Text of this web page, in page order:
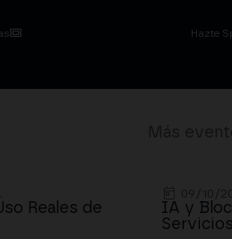
Hazte
Reales de
IA y